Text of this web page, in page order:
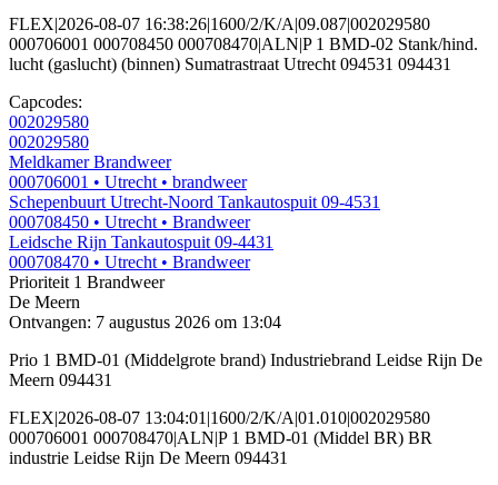
FLEX|2026-08-07 16:38:26|1600/2/K/A|09.087|002029580
000706001 000708450 000708470|ALN|P 1 BMD-02 Stank/hind.
lucht (gaslucht) (binnen) Sumatrastraat Utrecht 094531 094431
Capcodes:
002029580
002029580
Meldkamer Brandweer
000706001 • Utrecht • brandweer
Schepenbuurt Utrecht-Noord Tankautospuit 09-4531
000708450 • Utrecht • Brandweer
Leidsche Rijn Tankautospuit 09-4431
000708470 • Utrecht • Brandweer
Prioriteit 1 Brandweer
De Meern
Ontvangen: 7 augustus 2026 om 13:04
Prio 1 BMD-01 (Middelgrote brand) Industriebrand Leidse Rijn De
Meern 094431
FLEX|2026-08-07 13:04:01|1600/2/K/A|01.010|002029580
000706001 000708470|ALN|P 1 BMD-01 (Middel BR) BR
industrie Leidse Rijn De Meern 094431